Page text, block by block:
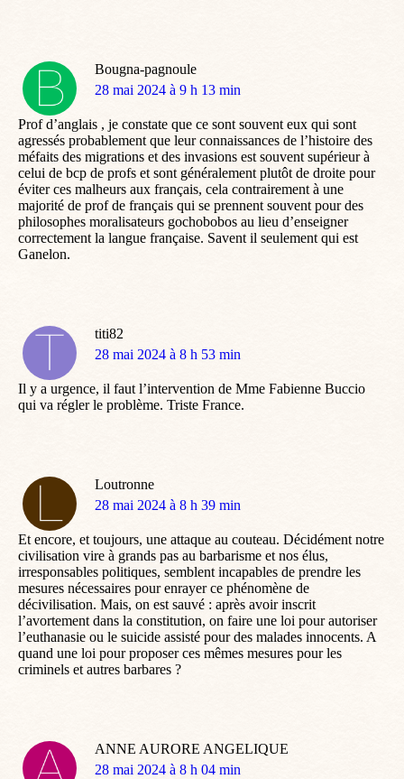
Bougna-pagnoule
dit
28 mai 2024 à 9 h 13 min
Prof d’anglais , je constate que ce sont souvent eux qui sont
agressés probablement que leur connaissances de l’histoire des
méfaits des migrations et des invasions est souvent supérieur à
celui de bcp de profs et sont généralement plutôt de droite pour
éviter ces malheurs aux français, cela contrairement à une
majorité de prof de français qui se prennent souvent pour des
philosophes moralisateurs gochobobos au lieu d’enseigner
correctement la langue française. Savent il seulement qui est
Ganelon.
titi82
dit
28 mai 2024 à 8 h 53 min
Il y a urgence, il faut l’intervention de Mme Fabienne Buccio
qui va régler le problème. Triste France.
Loutronne
dit
28 mai 2024 à 8 h 39 min
Et encore, et toujours, une attaque au couteau. Décidément notre
civilisation vire à grands pas au barbarisme et nos élus,
irresponsables politiques, semblent incapables de prendre les
mesures nécessaires pour enrayer ce phénomène de
décivilisation. Mais, on est sauvé : après avoir inscrit
l’avortement dans la constitution, on faire une loi pour autoriser
l’euthanasie ou le suicide assisté pour des malades innocents. A
quand une loi pour proposer ces mêmes mesures pour les
criminels et autres barbares ?
ANNE AURORE ANGELIQUE
dit
28 mai 2024 à 8 h 04 min